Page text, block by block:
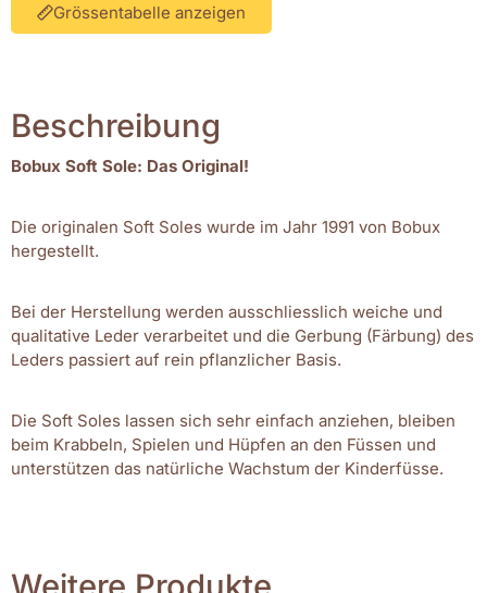
Grössentabelle anzeigen
Beschreibung
Bobux Soft Sole: Das Original!
Die originalen Soft Soles wurde im Jahr 1991 von Bobux
hergestellt.
Bei der Herstellung werden ausschliesslich weiche und
qualitative Leder verarbeitet und die Gerbung (Färbung) des
Leders passiert auf rein pflanzlicher Basis.
Die Soft Soles lassen sich sehr einfach anziehen, bleiben
beim Krabbeln, Spielen und Hüpfen an den Füssen und
unterstützen das natürliche Wachstum der Kinderfüsse.